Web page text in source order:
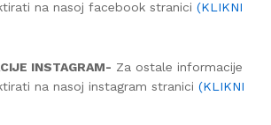
na nasoj facebook stranici (KLIKNI
INSTAGRAM- Za ostale informacije
na nasoj instagram stranici (KLIKNI